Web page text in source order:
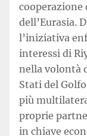
cooperazione
dell’Eurasia.
l’iniziativa
interessi di
nella volontà
Stati del
più
proprie
in chiave